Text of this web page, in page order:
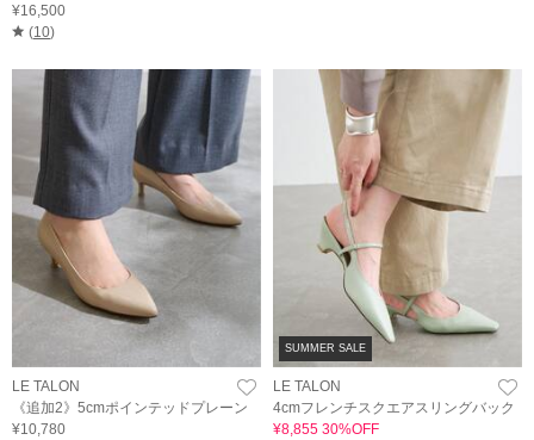
¥16,500
(10)
LE TALON
《追加2》5cmポインテッドプレーン
¥10,780
SUMMER SALE
LE TALON
4cmフレンチスクエアスリングバック
¥8,855 30%OFF